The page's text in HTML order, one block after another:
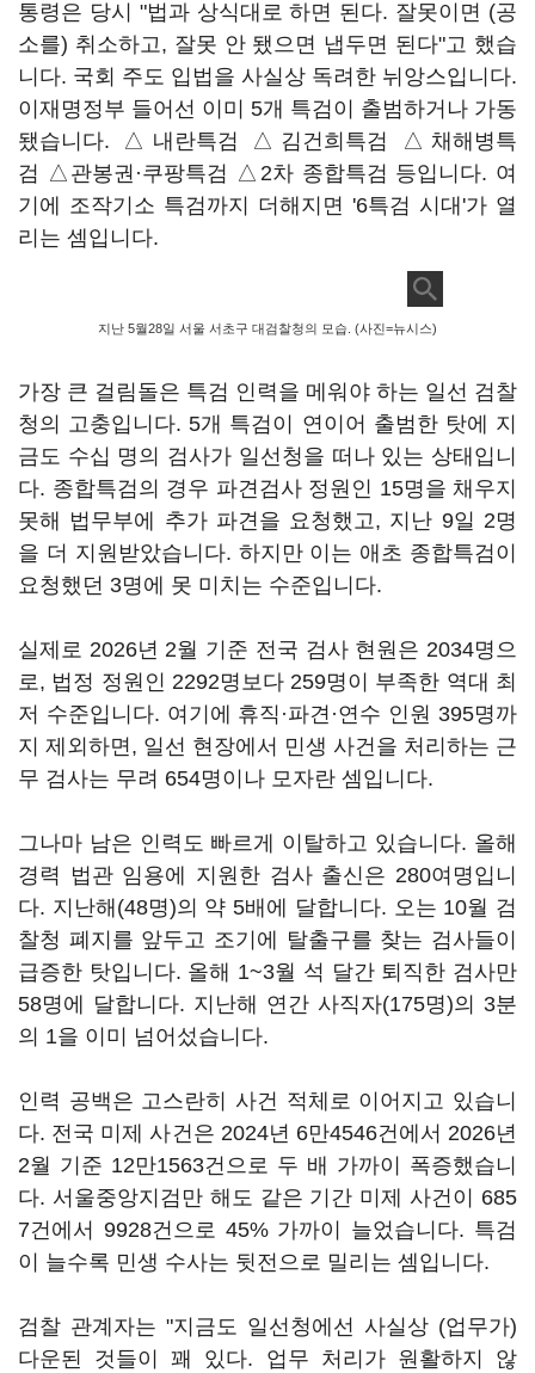
통령은 당시 "법과 상식대로 하면 된다. 잘못이면 (공
소를) 취소하고, 잘못 안 됐으면 냅두면 된다"고 했습
니다. 국회 주도 입법을 사실상 독려한 뉘앙스입니다.
이재명정부 들어선 이미 5개 특검이 출범하거나 가동
됐습니다. △내란특검 △김건희특검 △채해병특
검 △관봉권·쿠팡특검 △2차 종합특검 등입니다. 여
기에 조작기소 특검까지 더해지면 '6특검 시대'가 열
리는 셈입니다.
지난 5월28일 서울 서초구 대검찰청의 모습. (사진=뉴시스)
가장 큰 걸림돌은 특검 인력을 메워야 하는 일선 검찰
청의 고충입니다. 5개 특검이 연이어 출범한 탓에 지
금도 수십 명의 검사가 일선청을 떠나 있는 상태입니
다. 종합특검의 경우 파견검사 정원인 15명을 채우지
못해 법무부에 추가 파견을 요청했고, 지난 9일 2명
을 더 지원받았습니다. 하지만 이는 애초 종합특검이
요청했던 3명에 못 미치는 수준입니다.
실제로 2026년 2월 기준 전국 검사 현원은 2034명으
로, 법정 정원인 2292명보다 259명이 부족한 역대 최
저 수준입니다. 여기에 휴직·파견·연수 인원 395명까
지 제외하면, 일선 현장에서 민생 사건을 처리하는 근
무 검사는 무려 654명이나 모자란 셈입니다.
그나마 남은 인력도 빠르게 이탈하고 있습니다. 올해
경력 법관 임용에 지원한 검사 출신은 280여명입니
다. 지난해(48명)의 약 5배에 달합니다. 오는 10월 검
찰청 폐지를 앞두고 조기에 탈출구를 찾는 검사들이
급증한 탓입니다. 올해 1~3월 석 달간 퇴직한 검사만
58명에 달합니다. 지난해 연간 사직자(175명)의 3분
의 1을 이미 넘어섰습니다.
인력 공백은 고스란히 사건 적체로 이어지고 있습니
다. 전국 미제 사건은 2024년 6만4546건에서 2026년
2월 기준 12만1563건으로 두 배 가까이 폭증했습니
다. 서울중앙지검만 해도 같은 기간 미제 사건이 685
7건에서 9928건으로 45% 가까이 늘었습니다. 특검
이 늘수록 민생 수사는 뒷전으로 밀리는 셈입니다.
검찰 관계자는 "지금도 일선청에선 사실상 (업무가)
다운된 것들이 꽤 있다. 업무 처리가 원활하지 않